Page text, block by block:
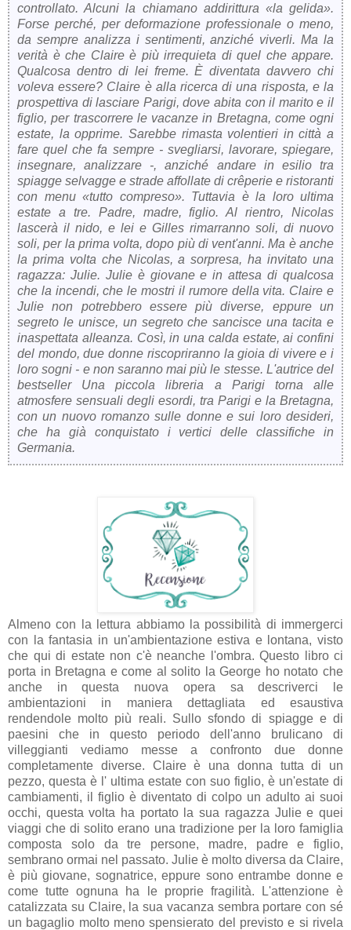
controllato. Alcuni la chiamano addirittura «la gelida».
Forse perché, per deformazione professionale o meno,
da sempre analizza i sentimenti, anziché viverli. Ma la
verità è che Claire è più irrequieta di quel che appare.
Qualcosa dentro di lei freme. È diventata davvero chi
voleva essere? Claire è alla ricerca di una risposta, e la
prospettiva di lasciare Parigi, dove abita con il marito e il
figlio, per trascorrere le vacanze in Bretagna, come ogni
estate, la opprime. Sarebbe rimasta volentieri in città a
fare quel che fa sempre - svegliarsi, lavorare, spiegare,
insegnare, analizzare -, anziché andare in esilio tra
spiagge selvagge e strade affollate di crêperie e ristoranti
con menu «tutto compreso». Tuttavia è la loro ultima
estate a tre. Padre, madre, figlio. Al rientro, Nicolas
lascerà il nido, e lei e Gilles rimarranno soli, di nuovo
soli, per la prima volta, dopo più di vent'anni. Ma è anche
la prima volta che Nicolas, a sorpresa, ha invitato una
ragazza: Julie. Julie è giovane e in attesa di qualcosa
che la incendi, che le mostri il rumore della vita. Claire e
Julie non potrebbero essere più diverse, eppure un
segreto le unisce, un segreto che sancisce una tacita e
inaspettata alleanza. Così, in una calda estate, ai confini
del mondo, due donne riscopriranno la gioia di vivere e i
loro sogni - e non saranno mai più le stesse. L'autrice del
bestseller Una piccola libreria a Parigi torna alle
atmosfere sensuali degli esordi, tra Parigi e la Bretagna,
con un nuovo romanzo sulle donne e sui loro desideri,
che ha già conquistato i vertici delle classifiche in
Germania.
Almeno con la lettura abbiamo la possibilità di immergerci
con la fantasia in un'ambientazione estiva e lontana, visto
che qui di estate non c'è neanche l'ombra. Questo libro ci
porta in Bretagna e come al solito la George ho notato che
anche in questa nuova opera sa descriverci le
ambientazioni in maniera dettagliata ed esaustiva
rendendole molto più reali. Sullo sfondo di spiagge e di
paesini che in questo periodo dell'anno brulicano di
villeggianti vediamo messe a confronto due donne
completamente diverse. Claire è una donna tutta di un
pezzo, questa è l' ultima estate con suo figlio, è un'estate di
cambiamenti, il figlio è diventato di colpo un adulto ai suoi
occhi, questa volta ha portato la sua ragazza Julie e quei
viaggi che di solito erano una tradizione per la loro famiglia
composta solo da tre persone, madre, padre e figlio,
sembrano ormai nel passato. Julie è molto diversa da Claire,
è più giovane, sognatrice, eppure sono entrambe donne e
come tutte ognuna ha le proprie fragilità. L'attenzione è
catalizzata su Claire, la sua vacanza sembra portare con sé
un bagaglio molto meno spensierato del previsto e si rivela